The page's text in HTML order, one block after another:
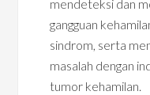
mendeteksi dan
gangguan
sindrom, serta
masalah dengan
tumor kehamilan.